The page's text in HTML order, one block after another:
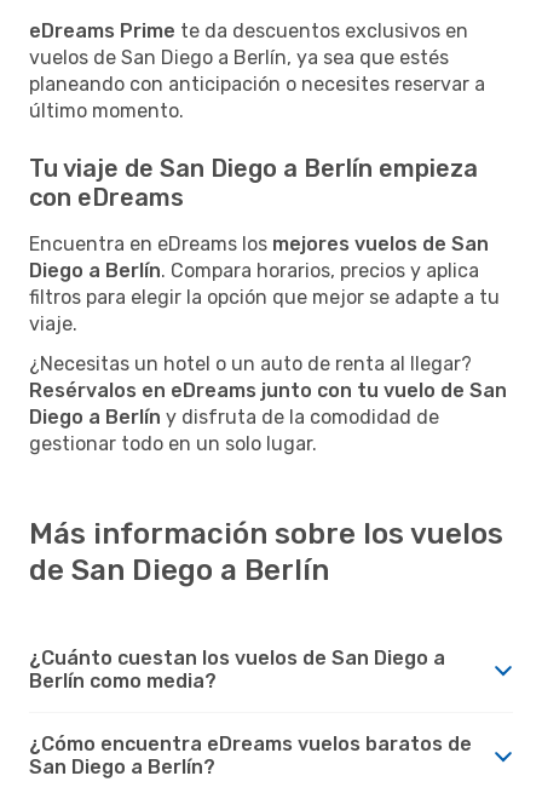
eDreams Prime te da descuentos exclusivos en
vuelos de San Diego a Berlín, ya sea que estés
planeando con anticipación o necesites reservar a
último momento.
Tu viaje de San Diego a Berlín empieza
con eDreams
Encuentra en eDreams los mejores vuelos de San
Diego a Berlín. Compara horarios, precios y aplica
filtros para elegir la opción que mejor se adapte a tu
viaje.
¿Necesitas un hotel o un auto de renta al llegar?
Resérvalos en eDreams junto con tu vuelo de San
Diego a Berlín y disfruta de la comodidad de
gestionar todo en un solo lugar.
Más información sobre los vuelos
de San Diego a Berlín
¿Cuánto cuestan los vuelos de San Diego a
Berlín como media?
¿Cómo encuentra eDreams vuelos baratos de
San Diego a Berlín?